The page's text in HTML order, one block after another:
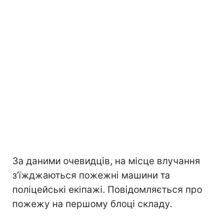
За даними очевидців, на місце влучання
зʼїжджаються пожежні машини та
поліцейські екіпажі. Повідомляється про
пожежу на першому блоці складу.